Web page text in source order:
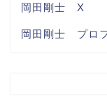
岡田剛士 X
岡田剛士 プロ